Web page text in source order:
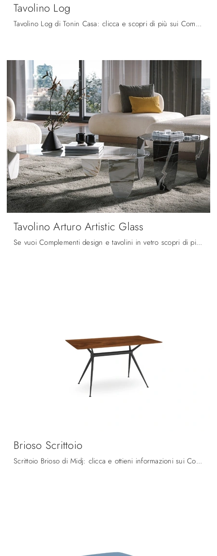
Tavolino Log
Tavolino Log di Tonin Casa: clicca e scopri di più sui Complementi e tavolini moderni in marmo del noto e conosciuto marchio!
Tavolino Arturo Artistic Glass
Se vuoi Complementi design e tavolini in vetro scopri di più sul modello Tavolino Arturo Artistic Glass dell'azienda Tonin Casa.
Brioso Scrittoio
Scrittoio Brioso di Midj: clicca e ottieni informazioni sui Complementi e scrittoi moderni in legno del noto e rinomato marchio!